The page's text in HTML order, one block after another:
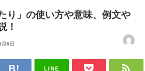
り」の使い方や意味、例文や
！
6日
LINE